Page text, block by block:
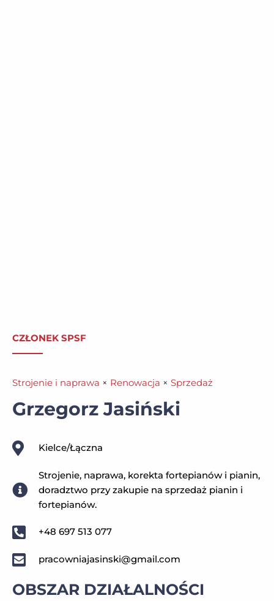
CZŁONEK SPSF
Strojenie i naprawa × Renowacja × Sprzedaż
Grzegorz Jasiński
Kielce/Łączna
Strojenie, naprawa, korekta fortepianów i pianin,
doradztwo przy zakupie na sprzedaż pianin i
fortepianów.
+48 697 513 077
pracowniajasinski@gmail.com
OBSZAR DZIAŁALNOŚCI